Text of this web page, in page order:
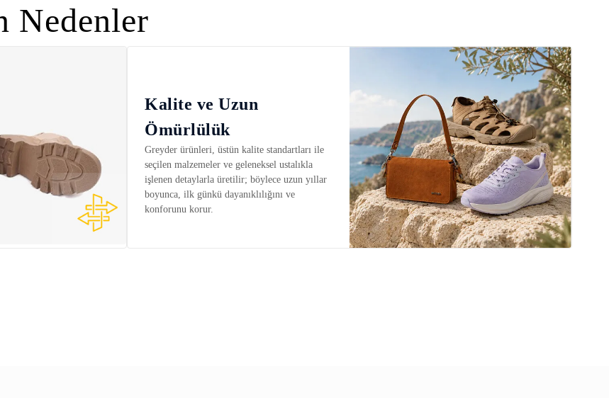
Nedenler
Kalite ve Uzun
Ömürlülük
Greyder ürünleri, üstün kalite standartları ile
seçilen malzemeler ve geleneksel ustalıkla
işlenen detaylarla üretilir; böylece uzun yıllar
boyunca, ilk günkü dayanıklılığını ve
konforunu korur.